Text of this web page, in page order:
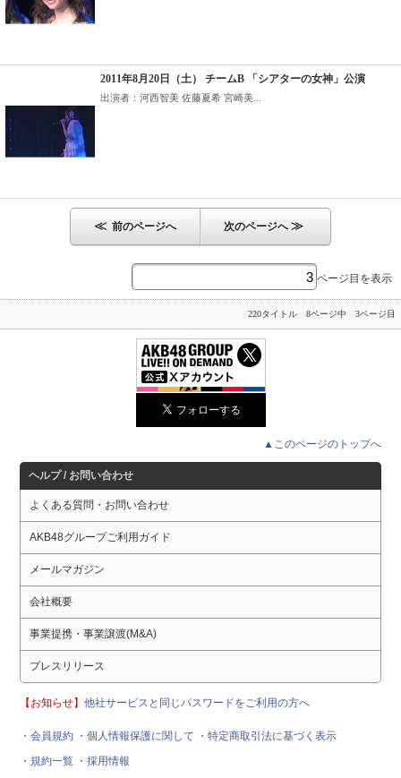
2011年8月20日（土） チームB 「シアターの女神」公演
出演者：河西智美 佐藤夏希 宮崎美...
≪ 前のページへ 次のページへ≫
ページ目を表示
220タイトル 8ページ中 3ページ目
▲このページのトップへ
ヘルプ / お問い合わせ
よくある質問・お問い合わせ
AKB48グループご利用ガイド
メールマガジン
会社概要
事業提携・事業譲渡(M&A)
プレスリリース
【お知らせ】他社サービスと同じパスワードをご利用の方へ
・会員規約 ・個人情報保護に関して
・特定商取引法に基づく表示
・規約一覧 ・採用情報